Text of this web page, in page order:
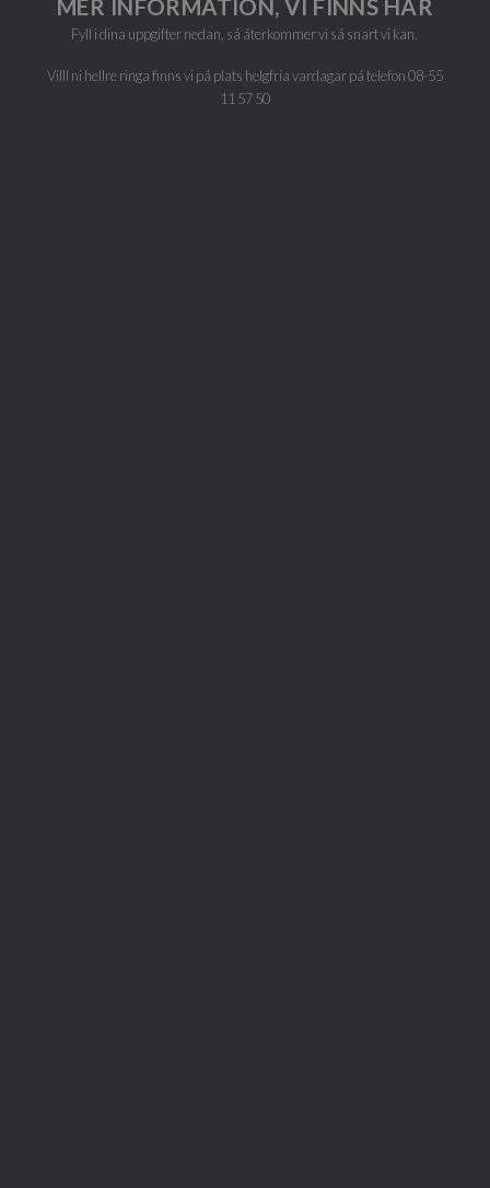
MER INFORMATION, VI FINNS HÄR
Fyll i dina uppgifter nedan, så återkommer vi så snart vi kan.
Villl ni hellre ringa finns vi på plats helgfria vardagar på telefon08-55
11 57 50